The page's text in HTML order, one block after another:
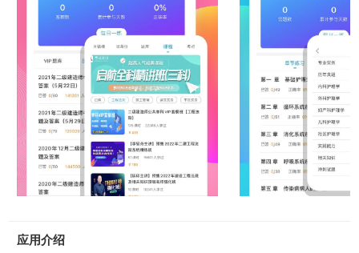
应用介绍